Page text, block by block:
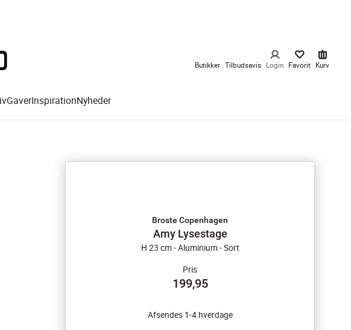
Butikker Tilbudsavis Login Favorit Kurv
GaverInspirationNyheder
Broste Copenhagen
Amy Lysestage
H 23 cm - Aluminium - Sort
Pris
199,95
Afsendes 1-4 hverdage